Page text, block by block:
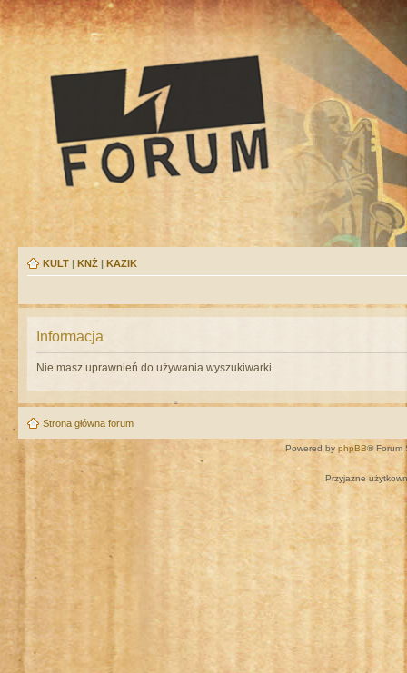
KULT | KNŻ | KAZIK
Informacja
Nie masz uprawnień do używania wyszukiwarki.
Strona główna forum
Powered by phpBB® Forum
Przyjazne